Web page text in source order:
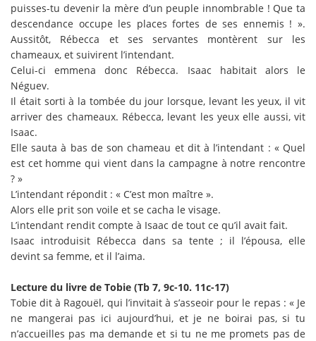
puisses-tu devenir la mère d’un peuple innombrable ! Que ta
descendance occupe les places fortes de ses ennemis ! ».
Aussitôt, Rébecca et ses servantes montèrent sur les
chameaux, et suivirent l’intendant.
Celui-ci emmena donc Rébecca. Isaac habitait alors le
Néguev.
Il était sorti à la tombée du jour lorsque, levant les yeux, il vit
arriver des chameaux. Rébecca, levant les yeux elle aussi, vit
Isaac.
Elle sauta à bas de son chameau et dit à l’intendant : « Quel
est cet homme qui vient dans la campagne à notre rencontre
? »
L’intendant répondit : « C’est mon maître ».
Alors elle prit son voile et se cacha le visage.
L’intendant rendit compte à Isaac de tout ce qu’il avait fait.
Isaac introduisit Rébecca dans sa tente ; il l’épousa, elle
devint sa femme, et il l’aima.
Lecture du livre de Tobie (Tb 7, 9c-10. 11c-17)
Tobie dit à Ragouël, qui l’invitait à s’asseoir pour le repas : « Je
ne mangerai pas ici aujourd’hui, et je ne boirai pas, si tu
n’accueilles pas ma demande et si tu ne me promets pas de